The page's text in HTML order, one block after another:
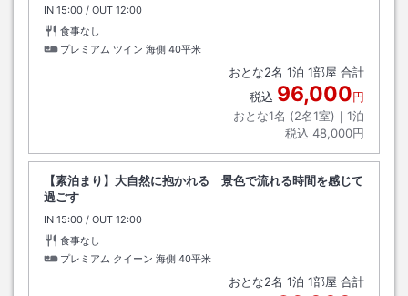
IN チェックイン
15:00 / OUT チェックアウト
12:00
食事なし
プレミアム ツイン 海側 40平米
おとな2名 1泊 1部屋 合計
税込 96,000円
おとな1名 (2名1室)｜ 1泊
税込 48,000円
【素泊まり】大自然に抱かれる 景色で流れる時間を感じて
過ごす
IN チェックイン
15:00 / OUT チェックアウト
12:00
食事なし
プレミアム クイーン 海側 40平米
おとな2名 1泊 1部屋 合計